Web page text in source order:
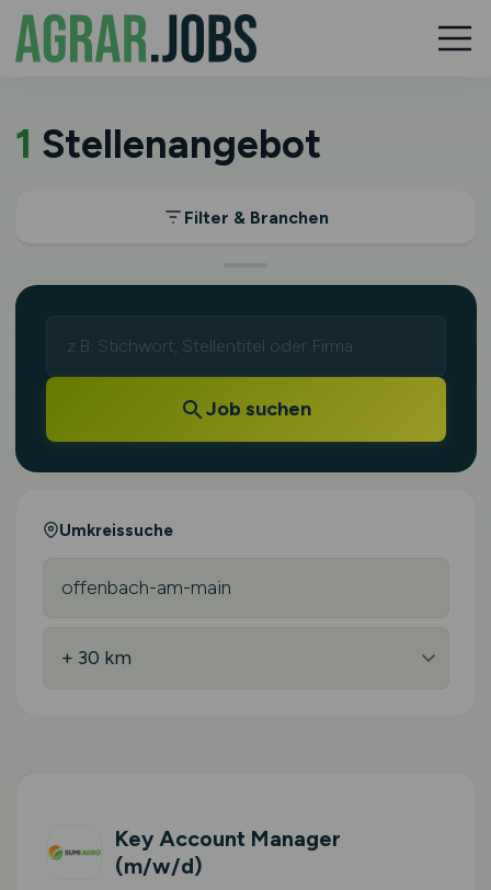
1 Stellenangebot
Filter & Branchen
Job suchen
Umkreissuche
Key Account Manager
(m/w/d)